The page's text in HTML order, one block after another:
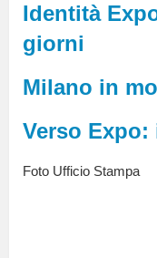
Identità
giorni
Milano in
Verso
Foto Ufficio Stampa